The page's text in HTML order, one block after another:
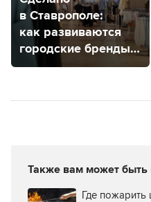
в Ставрополе:
как развиваются
городские бренды
одежды?
Также вам может быть
Где